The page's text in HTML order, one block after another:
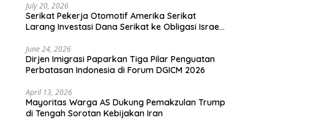
July 20, 2026
Serikat Pekerja Otomotif Amerika Serikat
Larang Investasi Dana Serikat ke Obligasi Israel,
June 24, 2026
Dirjen Imigrasi Paparkan Tiga Pilar Penguatan
Perbatasan Indonesia di Forum DGICM 2026
April 13, 2026
Mayoritas Warga AS Dukung Pemakzulan Trump
di Tengah Sorotan Kebijakan Iran